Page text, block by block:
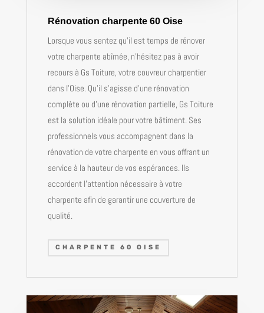
Rénovation charpente 60 Oise
Lorsque vous sentez qu’il est temps de rénover
votre charpente abîmée, n’hésitez pas à avoir
recours à Gs Toiture, votre couvreur charpentier
dans l’Oise. Qu’il s’agisse d’une rénovation
complète ou d’une rénovation partielle, Gs Toiture
est la solution idéale pour votre bâtiment. Ses
professionnels vous accompagnent dans la
rénovation de votre charpente en vous offrant un
service à la hauteur de vos espérances. Ils
accordent l’attention nécessaire à votre
charpente afin de garantir une couverture de
qualité.
CHARPENTE 60 OISE